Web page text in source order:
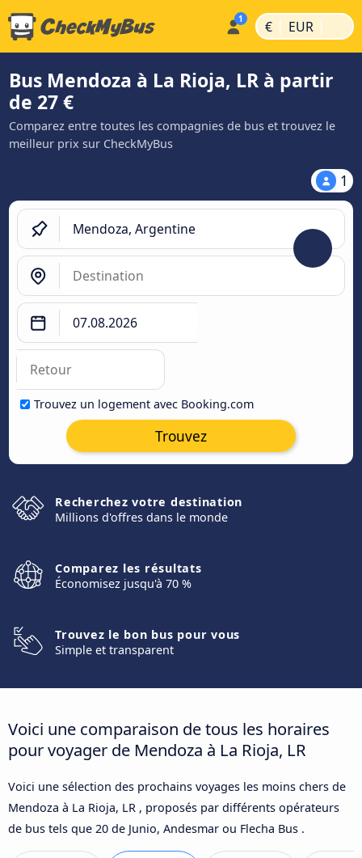
€ | EUR |
Bus Mendoza à La Rioja, LR à partir
de 27 €
Comparez entre toutes les compagnies de bus et trouvez le
meilleur prix sur CheckMyBus
1
Trouvez un logement avec Booking.com
Trouvez
Recherchez votre destination
Millions d'offres dans le monde
Comparez les résultats
Économisez jusqu'à 70 %
Trouvez le bon bus pour vous
Simple et transparent
Voici une comparaison de tous les horaires
pour voyager de Mendoza à La Rioja, LR
Voici une sélection des prochains voyages les moins chers de
Mendoza à La Rioja, LR , proposés par différents opérateurs
de bus tels que 20 de Junio, Andesmar ou Flecha Bus .